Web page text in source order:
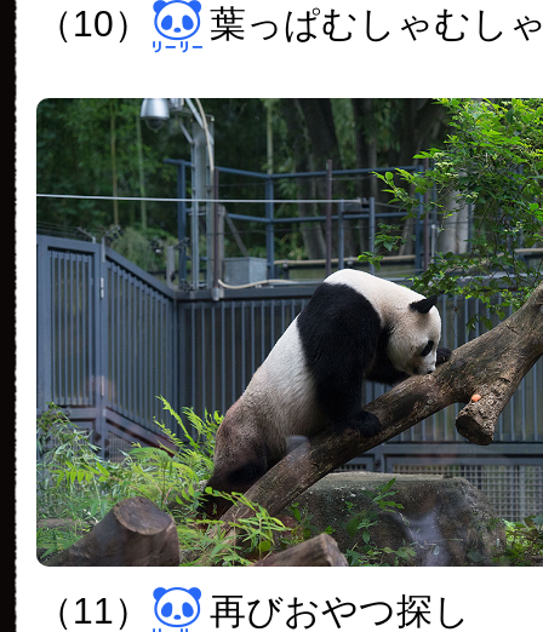
（10） 葉っぱむしゃむし
（11） 再びおやつ探し